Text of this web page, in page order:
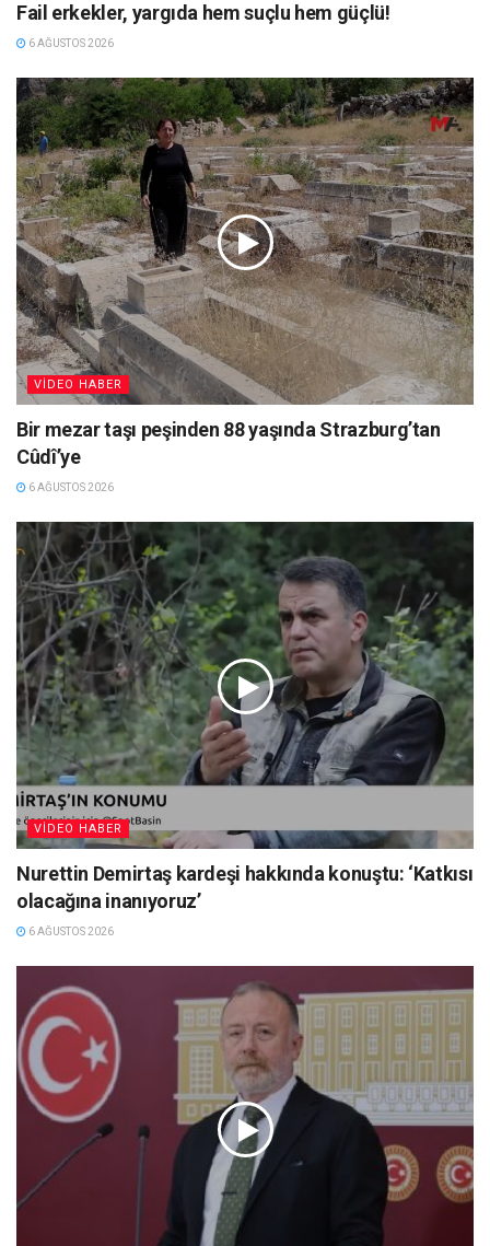
Fail erkekler, yargıda hem suçlu hem güçlü!
6 AĞUSTOS 2026
VIDEO HABER
Bir mezar taşı peşinden 88 yaşında Strazburg’tan
Cûdî’ye
6 AĞUSTOS 2026
VIDEO HABER
Nurettin Demirtaş kardeşi hakkında konuştu: ‘Katkısı
olacağına inanıyoruz’
6 AĞUSTOS 2026